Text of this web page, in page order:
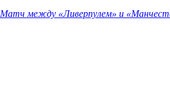
Матч между «Ливерпулем» и